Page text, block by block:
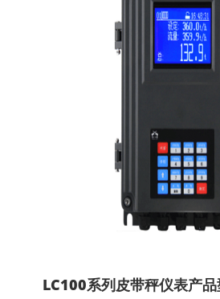
LC100系列皮带秤仪表产品型